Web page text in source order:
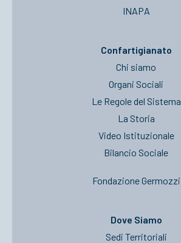
INAPA
Confartigianato
Chi siamo
Organi Sociali
Le Regole del Sistema
La Storia
Video Istituzionale
Bilancio Sociale
Fondazione Germozzi
Dove Siamo
Sedi Territoriali